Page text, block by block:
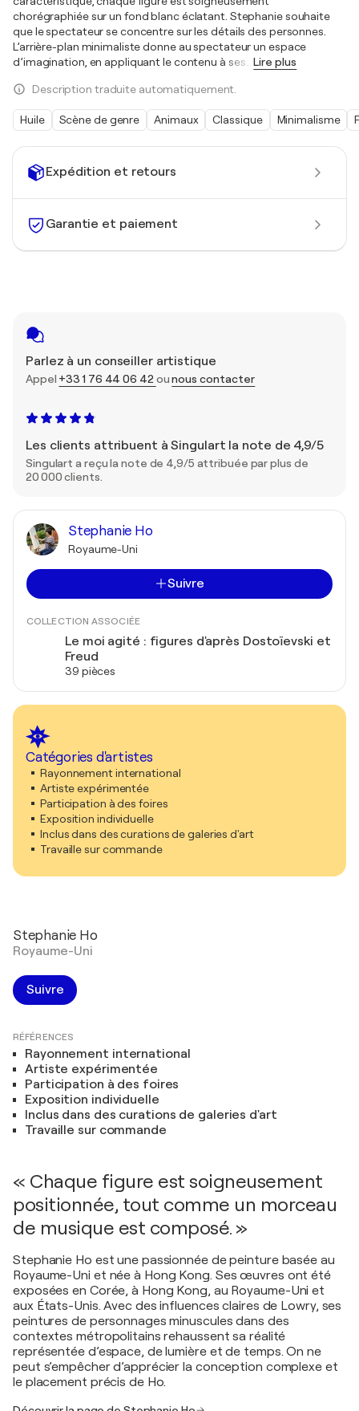
Expédition et retours
Garantie et paiement
Parlez à un conseiller artistique
Appel +33 1 76 44 06 42 ounous contacter
Les clients attribuent à Singulart la note de 4,9/5
Singulart a reçu la note de 4,9/5 attribuée par plus de
20 000 clients.
Stephanie Ho
Royaume-Uni
Suivre
COLLECTION ASSOCIÉE
Le moi agité : figures d'après Dostoïevski et
Freud
39 pièces
Catégories d'artistes
Rayonnement international
Artiste expérimentée
Participation à des foires
Exposition individuelle
Inclus dans des curations de galeries d'art
Travaille sur commande
chorégraphiée sur un fond blanc éclatant. Stephanie souhaite
que le spectateur se concentre sur les détails des personnes.
L’arrière-plan minimaliste donne au spectateur un espace
d’imagination, en appliquant le contenu à ses
Lire plus
Description traduite automatiquement.
Huile Scène de genre Animaux Classique Minimalisme
Stephanie Ho
Royaume-Uni
Suivre
RÉFÉRENCES
Rayonnement international
Artiste expérimentée
Participation à des foires
Exposition individuelle
Inclus dans des curations de galeries d'art
Travaille sur commande
« Chaque figure est soigneusement
positionnée, tout comme un morceau
de musique est composé. »
Stephanie Ho est une passionnée de peinture basée au
Royaume-Uni et née à Hong Kong. Ses œuvres ont été
exposées en Corée, à Hong Kong, au Royaume-Uni et
aux États-Unis. Avec des influences claires de Lowry, ses
peintures de personnages minuscules dans des
contextes métropolitains rehaussent sa réalité
représentée d’espace, de lumière et de temps. On ne
peut s’empêcher d’apprécier la conception complexe et
le placement précis de Ho.